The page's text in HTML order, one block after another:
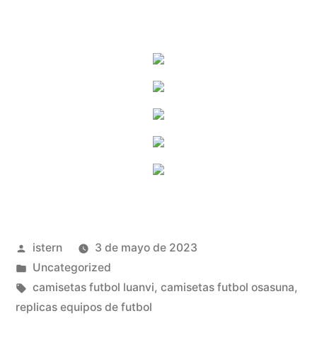
Publicado
por
istern
3 de mayo de 2023
Publicado
en
Uncategorized
Etiquetas:
camisetas futbol luanvi, camisetas futbol osasuna,
replicas equipos de futbol